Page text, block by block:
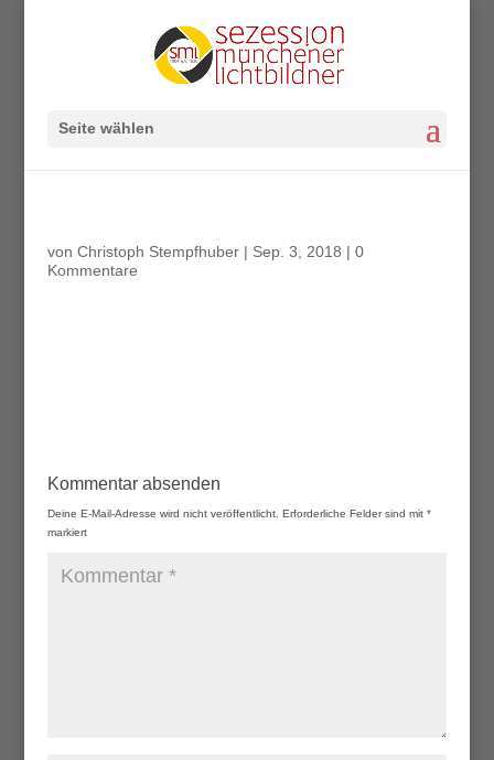
Seite wählen
von Christoph Stempfhuber| Sep. 3, 2018 | 0
Kommentare
Kommentar absenden
Deine E-Mail-Adresse wird nicht veröffentlicht. Erforderliche Felder sind mit *
markiert